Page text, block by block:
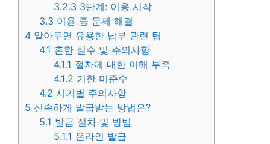
3.2.3 3단계: 이용 시작
3.3 이용 중 문제 해결
4 알아두면 유용한 납부 관련 팁
4.1 흔한 실수 및 주의사항
4.1.1 절차에 대한 이해 부족
4.1.2 기한 미준수
4.2 시기별 주의사항
5 신속하게 발급받는 방법은?
5.1 발급 절차 및 방법
5.1.1 온라인 발급